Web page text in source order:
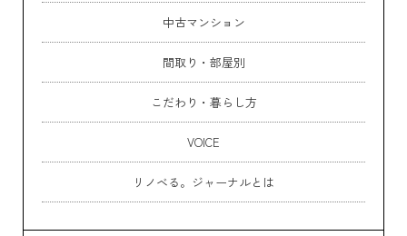
中古マンション
間取り・部屋別
こだわり・暮らし方
VOICE
リノベる。ジャーナルとは